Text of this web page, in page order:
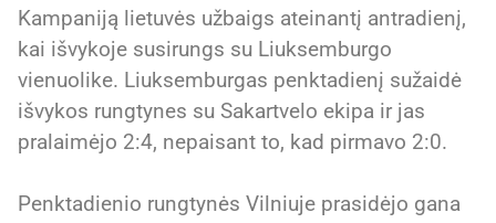
Kampaniją lietuvės užbaigs ateinantį antradienį,
kai išvykoje susirungs su Liuksemburgo
vienuolike. Liuksemburgas penktadienį sužaidė
išvykos rungtynes su Sakartvelo ekipa ir jas
pralaimėjo 2:4, nepaisant to, kad pirmavo 2:0.
Penktadienio rungtynės Vilniuje prasidėjo gana